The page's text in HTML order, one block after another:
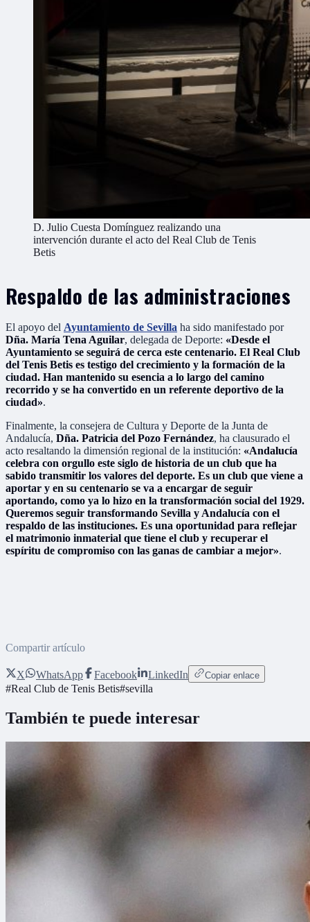
D. Julio Cuesta Domínguez realizando una
intervención durante el acto del Real Club de Tenis
Betis
Respaldo de las administraciones
El apoyo del Ayuntamiento de Sevilla ha sido manifestado por
Dña. María Tena Aguilar, delegada de Deporte: «Desde el
Ayuntamiento se seguirá de cerca este centenario. El Real Club
del Tenis Betis es testigo del crecimiento y la formación de la
ciudad. Han mantenido su esencia a lo largo del camino
recorrido y se ha convertido en un referente deportivo de la
ciudad».
Finalmente, la consejera de Cultura y Deporte de la Junta de
Andalucía, Dña. Patricia del Pozo Fernández, ha clausurado el
acto resaltando la dimensión regional de la institución: «Andalucía
celebra con orgullo este siglo de historia de un club que ha
sabido transmitir los valores del deporte. Es un club que viene a
aportar y en su centenario se va a encargar de seguir
aportando, como ya lo hizo en la transformación social del 1929.
Queremos seguir transformando Sevilla y Andalucía con el
respaldo de las instituciones. Es una oportunidad para reflejar
el matrimonio inmaterial que tiene el club y recuperar el
espíritu de compromiso con las ganas de cambiar a mejor».
Compartir artículo
X WhatsApp Facebook LinkedIn Copiar enlace
#Real Club de Tenis Betis#sevilla
También te puede interesar